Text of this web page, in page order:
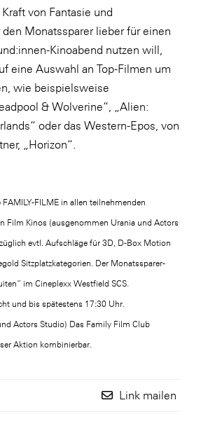
von Fantasie und
Monatssparer lieber für einen
Kinoabend nutzen will,
eine Auswahl an Top-Filmen um
wie beispielsweise
& Wolverine“, „Alien:
oder das Western-Epos, von
„Horizon“.
FILME in allen teilnehmenden
Film Kinos (ausgenommen Urania und Actors
evtl. Aufschläge für 3D, D-Box Motion
Sitzplatzkategorien. Der Monatssparer-
im Cineplexx Westfield SCS.
und bis spätestens 17:30 Uhr.
Actors Studio) Das Family Film Club
Aktion kombinierbar.
Link mailen